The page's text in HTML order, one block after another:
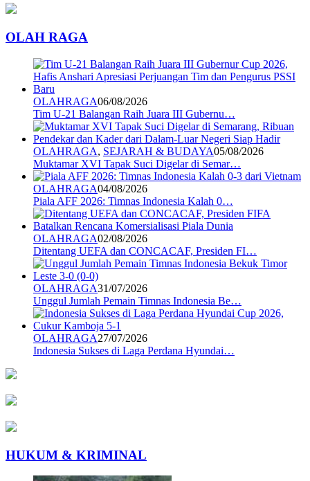
OLAH RAGA
OLAHRAGA06/08/2026
Tim U-21 Balangan Raih Juara III Gubernu…
OLAHRAGA, SEJARAH & BUDAYA05/08/2026
Muktamar XVI Tapak Suci Digelar di Semar…
OLAHRAGA04/08/2026
Piala AFF 2026: Timnas Indonesia Kalah 0…
OLAHRAGA02/08/2026
Ditentang UEFA dan CONCACAF, Presiden FI…
OLAHRAGA31/07/2026
Unggul Jumlah Pemain Timnas Indonesia Be…
OLAHRAGA27/07/2026
Indonesia Sukses di Laga Perdana Hyundai…
HUKUM & KRIMINAL